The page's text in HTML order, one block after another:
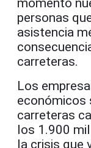
momento
personas
asistencia
carreteras.
Los
económicos
carreteras
los 1.900
la crisis que